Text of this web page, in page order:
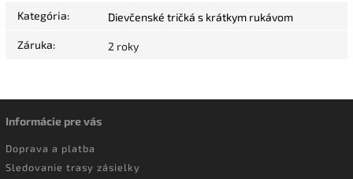
Kategória: Dievčenské tričká s krátkym rukávom
Záruka: 2 roky
Informácie pre vás
Doprava a platba
Sledovanie trasy zásielky